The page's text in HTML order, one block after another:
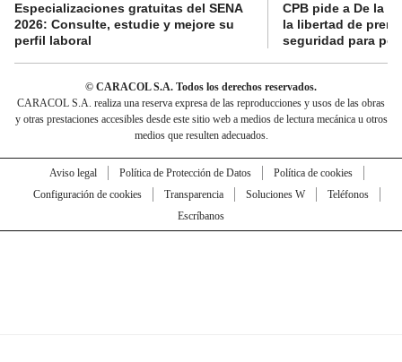
Especializaciones gratuitas del SENA
2026: Consulte, estudie y mejore su
perfil laboral
CPB pide a De la
la libertad de
seguridad para
© CARACOL S.A. Todos los derechos reservados.
CARACOL S.A. realiza una reserva expresa de las reproducciones y usos de las obras
y otras prestaciones accesibles desde este sitio web a medios de lectura mecánica u otros
medios que resulten adecuados.
Aviso legal Política de Protección de Datos
Política de cookies
Configuración de cookies
Transparencia Soluciones W
Teléfonos
Escríbanos